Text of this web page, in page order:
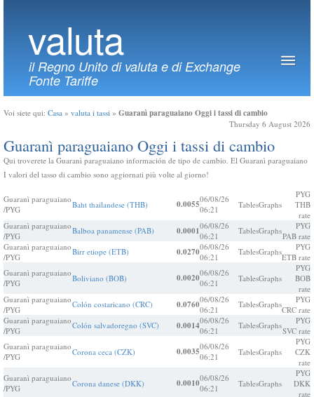
valuta
il Regno Unito di valuta e di Exchange
Fonte Tariffe
Voi siete qui: Casa » valuta i tassi » Guaranì paraguaiano Oggi i tassi di cambio
Thursday 6 August 2026
Guaranì paraguaiano Oggi i tassi di cambio
Qui troverete la Guaranì paraguaiano información de tipo de cambio. El Guaranì paraguaiano
I valori del tasso di cambio sono aggiornati più volte al giorno!
Guaranì paraguaiano
/PYG
Baht thailandese (THB) 0.005506/08/26
06:21
TablesGraphs
PYG
THB
rate
Guaranì paraguaiano
/PYG
Balboa panamense (PAB) 0.000106/08/26
06:21
TablesGraphs
PYG
PAB rate
Guaranì paraguaiano
/PYG
Birr etiope (ETB) 0.027006/08/26
06:21
TablesGraphs
PYG
ETB rate
Guaranì paraguaiano
/PYG
Boliviano (BOB) 0.002006/08/26
06:21
TablesGraphs
PYG
BOB
rate
Guaranì paraguaiano
/PYG
Colón costaricano (CRC) 0.076006/08/26
06:21
TablesGraphs
PYG
CRC rate
Guaranì paraguaiano
/PYG
Colón salvadoregno (SVC) 0.001406/08/26
06:21
TablesGraphs
PYG
SVC rate
Guaranì paraguaiano
/PYG
Corona ceca (CZK) 0.003506/08/26
06:21
TablesGraphs
PYG
CZK
rate
Guaranì paraguaiano
/PYG
Corona danese (DKK) 0.001006/08/26
06:21
TablesGraphs
PYG
DKK
rate